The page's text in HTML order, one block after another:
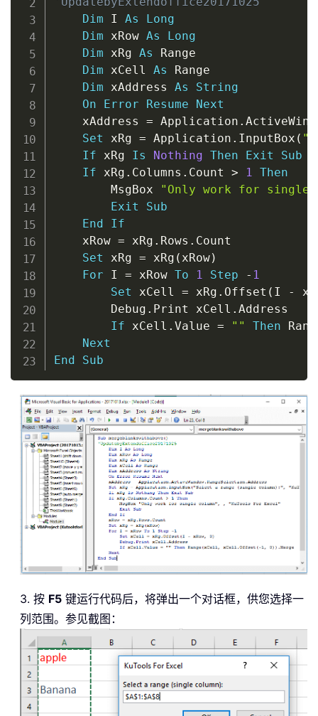
Dim I As
Long
Dim xRow As
Long
Dim xRg As Range
Dim xCell As Range
Dim xAddress As
String
On
Error Resume
Next
    xAddress
= Application .
Set xRg = Application . InputBox (
If xRg Is Nothing Then Exit
Sub
If xRg . Columns . Count > 1
Then
        MsgBox
"Only work for single
Exit
Sub
End
If
    xRow
= xRg . Rows . Count
Set xRg = xRg ( xRow)
For I = xRow To 1 Step - 1
Set xCell = xRg . Offset ( I -
        Debug
. Print xCell . Address
If xCell . Value = "" Then
Next
End
Sub
3. 按 F5 键运行代码后，将弹出一个对话框，供您选择一
列范围。参见截图：